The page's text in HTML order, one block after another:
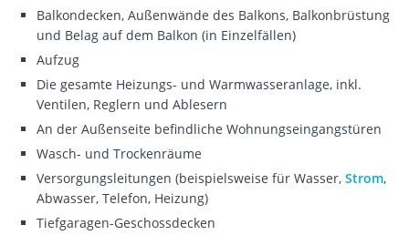
Balkondecken, Außenwände des Balkons, Balkonbrüstung
und Belag auf dem Balkon (in Einzelfällen)
Aufzug
Die gesamte Heizungs- und Warmwasseranlage, inkl.
Ventilen, Reglern und Ablesern
An der Außenseite befindliche Wohnungseingangstüren
Wasch- und Trockenräume
Versorgungsleitungen (beispielsweise für Wasser, Strom,
Abwasser, Telefon, Heizung)
Tiefgaragen-Geschossdecken